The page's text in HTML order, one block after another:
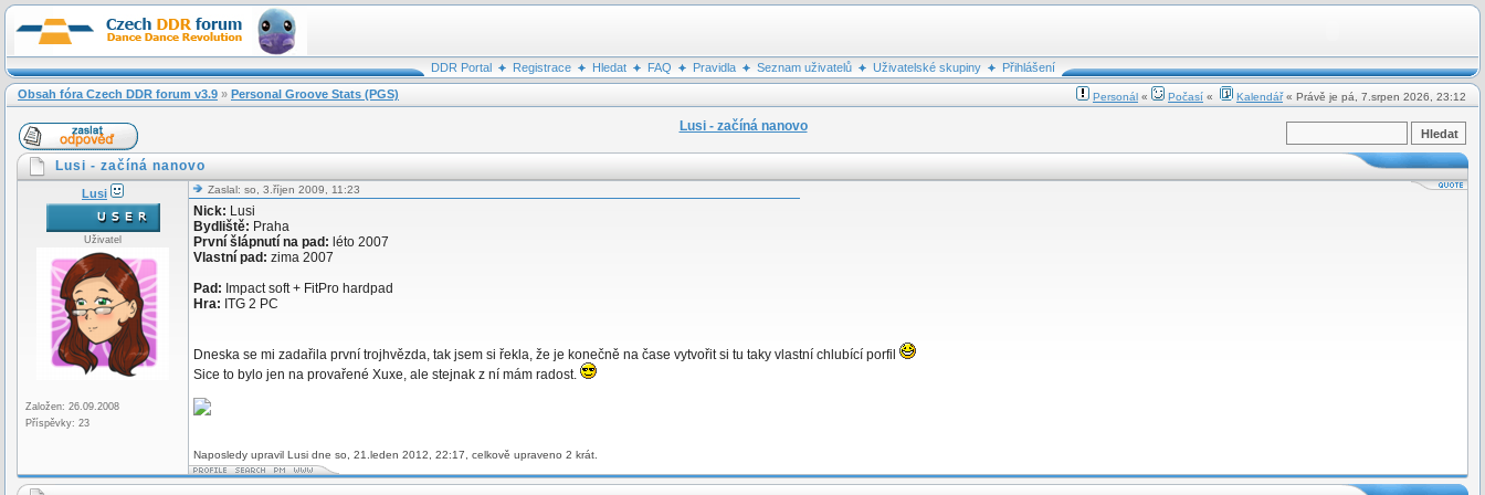
DDR Portal Registrace Hledat FAQ Pravidla Seznam uživatelů Uživatelské skupiny
Přihlášení
Obsah fóra Czech DDR forum v3.9 » Personal Groove Stats (PGS) Personál « Počasí « Kalendář« Právě je pá, 7.srpen 2026, 23:12
Lusi - začíná nanovo
Lusi - začíná nanovo
Lusi
Uživatel
Založen: 26.09.2008
Příspěvky: 23
Zaslal: so, 3.říjen 2009, 11:23
Nick: Lusi
Bydliště: Praha
První šlápnutí na pad: léto 2007
Vlastní pad: zima 2007
Pad: Impact soft + FitPro hardpad
Hra: ITG 2 PC
Dneska se mi zadařila první trojhvězda, tak jsem si řekla, že je konečně na čase vytvořit si tu taky vlastní chlubící porfil
Sice to bylo jen na provařené Xuxe, ale stejnak z ní mám radost.
Naposledy upravil Lusi dne so, 21.leden 2012, 22:17, celkově upraveno 2 krát.